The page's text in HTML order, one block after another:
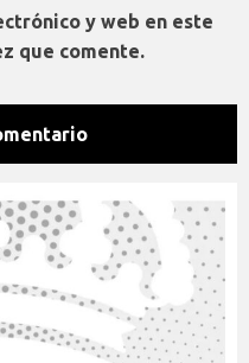
y web en este
que comente.